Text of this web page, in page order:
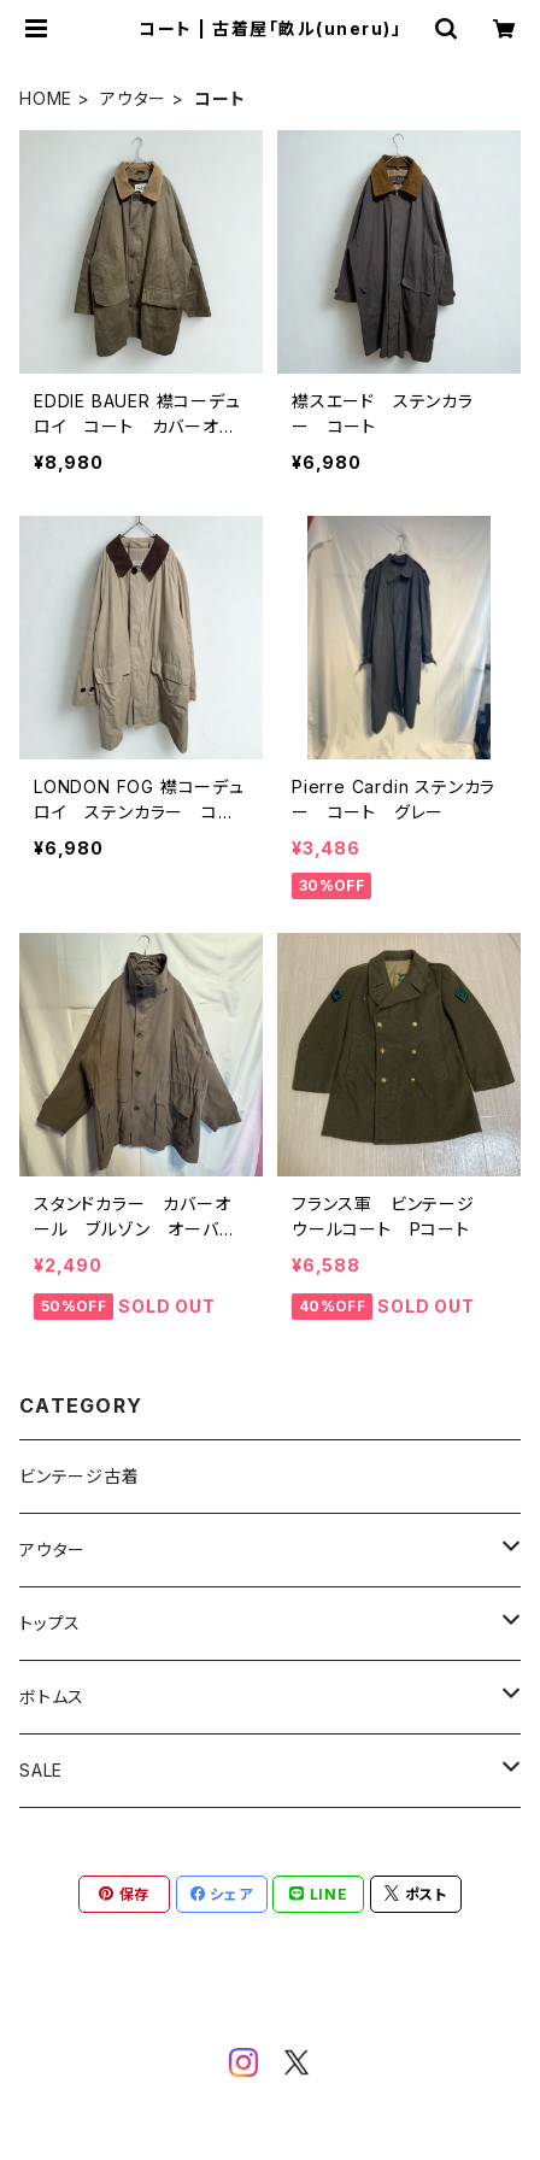
コート | 古着屋「畝ル(uneru)」
HOME アウター コート
EDDIE BAUER 襟コーデュ
ロイ コート カバーオー
ル カーキ XL
¥8,980
襟スエード ステンカラ
ー コート
¥6,980
LONDON FOG 襟コーデュ
ロイ ステンカラー コー
ト
¥6,980
Pierre Cardin ステンカラ
ー コート グレー
¥3,486
30%OFF
スタンドカラー カバーオ
ール ブルゾン オーバー
サイズ
¥2,490
50%OFF SOLD OUT
フランス軍 ビンテージ
ウールコート Pコート
¥6,588
40%OFF SOLD OUT
CATEGORY
ビンテージ古着
アウター
アウトドアジャケット
カバーオール
コート
テーラードジャケット
トップス
カーディガン
スウェット
ボトムス
オーバーオール
スラックス
SALE
トップス
保存 シェア LINE ポスト